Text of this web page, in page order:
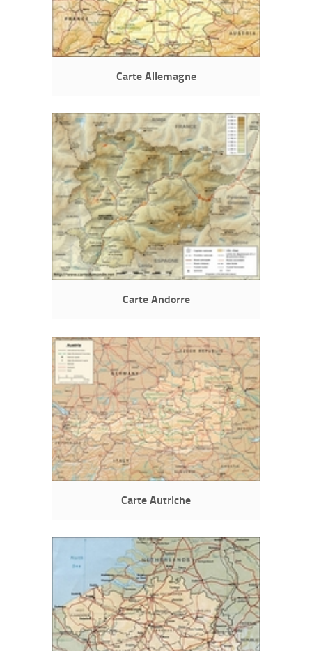
Carte Allemagne
Carte Andorre
Carte Autriche